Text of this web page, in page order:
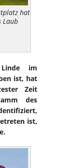
hat
Laub
im
ist, hat
Zeit
des
ist,